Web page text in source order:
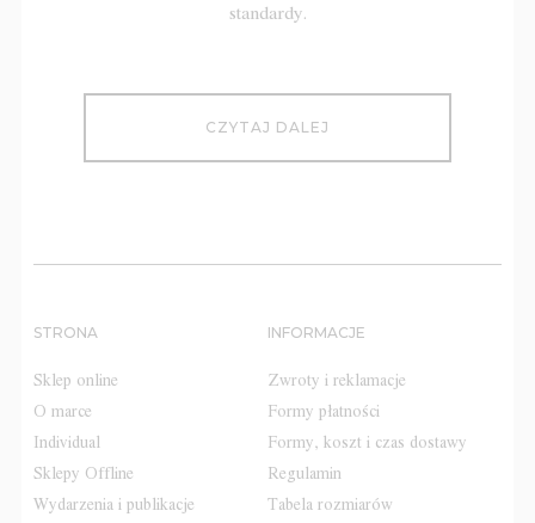
standardy.
CZYTAJ DALEJ
STRONA
Sklep online
O marce
Individual
Sklepy Offline
Wydarzenia i publikacje
INFORMACJE
Zwroty i reklamacje
Formy płatności
Formy, koszt i czas dostawy
Regulamin
Tabela rozmiarów